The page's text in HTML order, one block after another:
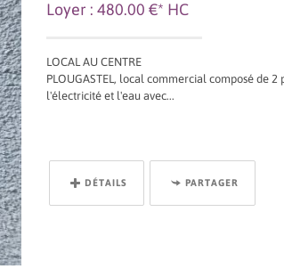
Loyer : 480.00 €* HC
LOCAL AU CENTRE
PLOUGASTEL, local commercial composé de
l'électricité et l'eau avec...
DÉTAILS PARTAGER